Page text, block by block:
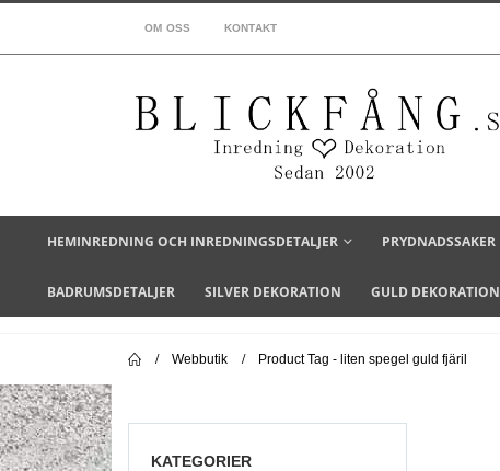
OM OSS KONTAKT
HEMINREDNING OCH INREDNINGSDETALJER PRYDNADSSAKER
BADRUMSDETALJER SILVER DEKORATION GULD DEKORATION
Webbutik Product Tag - liten spegel guld fjäril
KATEGORIER